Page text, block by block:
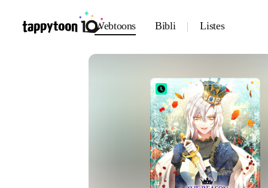
Webtoons Bibli Listes